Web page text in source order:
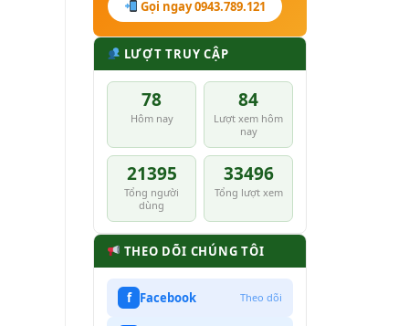
Gọi ngay 0943.789.121
LƯỢT TRUY CẬP
78
Hôm nay
84
Lượt xem hôm
nay
21395
Tổng người
dùng
33496
Tổng lượt xem
THEO DÕI CHÚNG TÔI
f Facebook Theo dõi